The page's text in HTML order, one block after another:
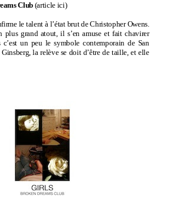
Club (article ici)
le talent à l’état brut de Christopher Owens.
plus grand atout, il s’en amuse et fait chavirer
c’est un peu le symbole contemporain de San
, la relève se doit d’être de taille, et elle